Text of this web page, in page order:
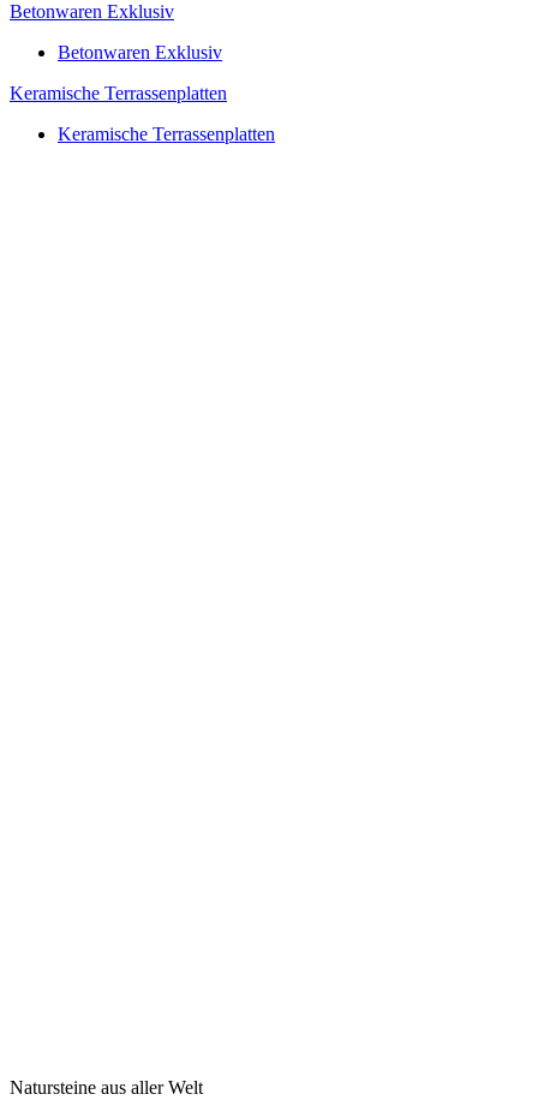
Betonwaren Exklusiv
Betonwaren Exklusiv
Keramische Terrassenplatten
Keramische Terrassenplatten
Natursteine aus aller Welt